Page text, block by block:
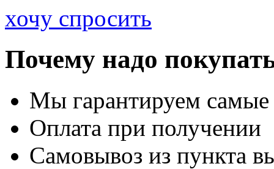
хочу спросить
Почему надо
Мы гарантируем
Оплата при получении
Самовывоз из пункта